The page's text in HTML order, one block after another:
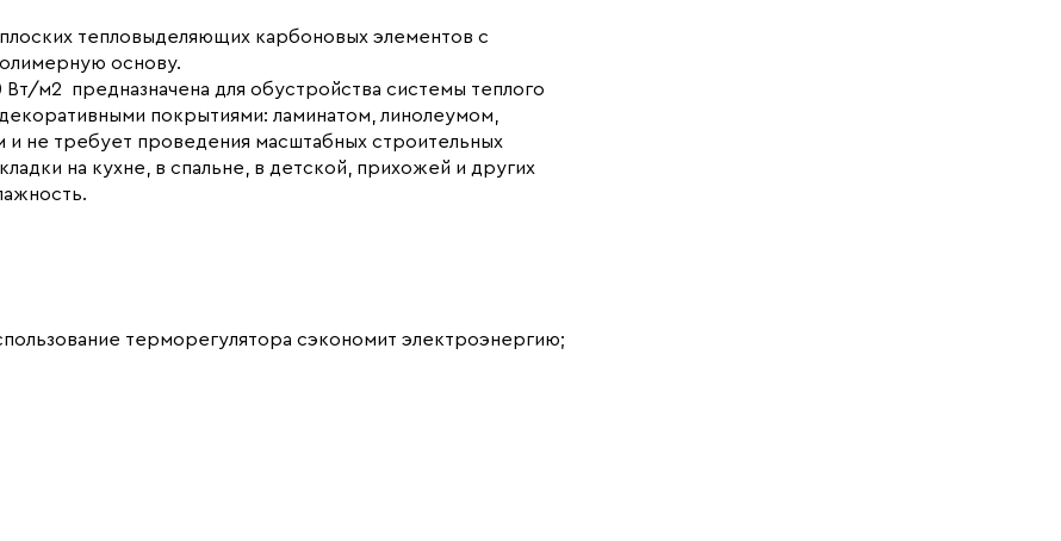
тепловыделяющих карбоновых элементов с
основу.
м2 предназначена для обустройства системы теплого
покрытиями: ламинатом, линолеумом,
не требует проведения масштабных строительных
на кухне, в спальне, в детской, прихожей и других
терморегулятора сэкономит электроэнергию;